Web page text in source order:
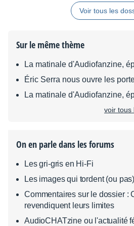
Voir tous les
Sur le même thème
La matinale d'Audiofanzine,
Éric Serra nous ouvre les
La matinale d'Audiofanzine,
voir tous
On en parle dans les forums
Les gri-gris en Hi-Fi
Les images qui tordent (ou pas)
Commentaires sur le dossier :
revendiquent leurs limites
AudioCHATzine ou l'actualité